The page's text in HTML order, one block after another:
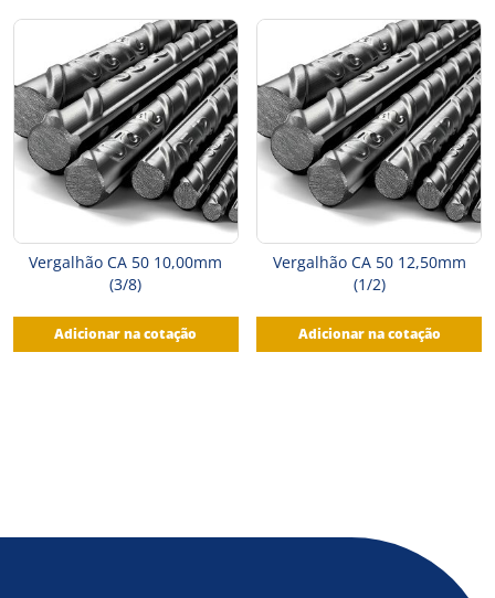
Vergalhão CA 50 10,00mm
(3/8)
Adicionar na cotação
Vergalhão CA 50 12,50mm
(1/2)
Adicionar na cotação